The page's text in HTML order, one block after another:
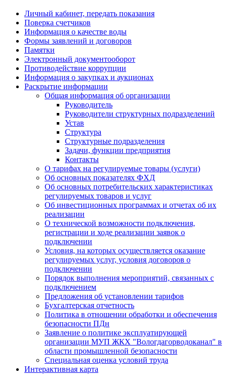
Личный кабинет, передать показания
Поверка счетчиков
Информация о качестве воды
Формы заявлений и договоров
Памятки
Электронный документооборот
Противодействие коррупции
Информация о закупках и аукционах
Раскрытие информации
Общая информация об организации
Руководитель
Руководители структурных подразделений
Устав
Структура
Структурные подразделения
Задачи, функции предприятия
Контакты
О тарифах на регулируемые товары (услуги)
Об основных показателях ФХД
Об основных потребительских характеристиках
регулируемых товаров и услуг
Об инвестиционных программах и отчетах об их
реализации
О технической возможности подключения,
регистрации и ходе реализации заявок о
подключении
Условия, на которых осуществляется оказание
регулируемых услуг, условия договоров о
подключении
Порядок выполнения мероприятий, связанных с
подключением
Предложения об установлении тарифов
Бухгалтерская отчетность
Политика в отношении обработки и обеспечения
безопасности ПДн
Заявление о политике эксплуатирующей
организации МУП ЖКХ "Вологдагорводоканал" в
области промышленной безопасности
Специальная оценка условий труда
Интерактивная карта